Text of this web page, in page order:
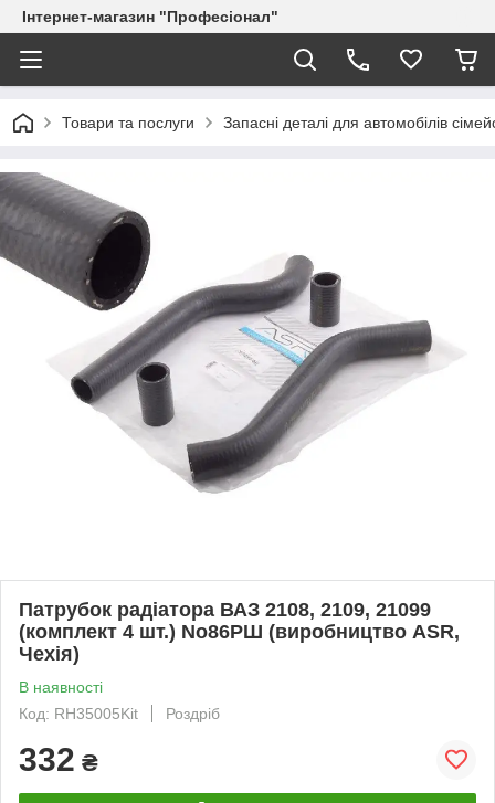
Інтернет-магазин "Професіонал"
Товари та послуги Запасні деталі для автомобілів
Патрубок радіатора ВАЗ 2108, 2109, 21099
(комплект 4 шт.) No86РШ (виробництво ASR,
Чехія)
В наявності
Код: RH35005Kit
Роздріб
332 ₴